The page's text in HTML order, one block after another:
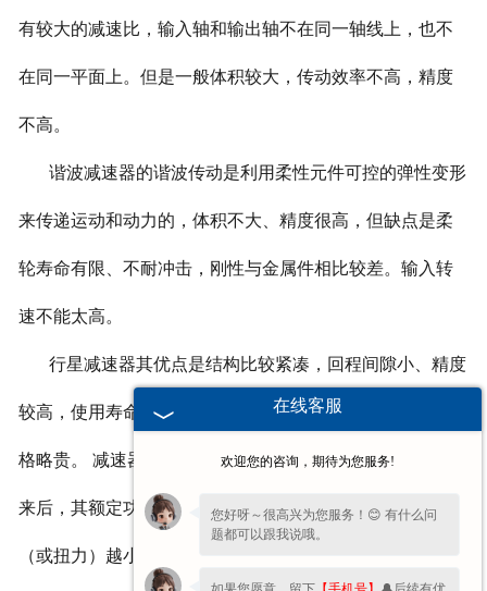
联系我们
有较大的减速比，输入轴和输出轴不在同一轴线上，也不
在同一平面上。但是一般体积较大，传动效率不高，精度
不高。
谐波减速器的谐波传动是利用柔性元件可控的弹性变形
来传递运动和动力的，体积不大、精度很高，但缺点是柔
轮寿命有限、不耐冲击，刚性与金属件相比较差。输入转
速不能太高。
行星减速器其优点是结构比较紧凑，回程间隙小、精度
较高，使用寿命很长，额定输出扭矩可以做的很大。但价
格略贵。 减速器: 简言之，一般机器的功率在设计并制造出
来后，其额定功率就不在改变，这时，速度越大，则扭矩
（或扭力）越小；速度越小，则扭力越大。
在线客服
欢迎您的咨询，期待为您服务!
您好呀～很高兴为您服务！😊 有什么问
题都可以跟我说哦。